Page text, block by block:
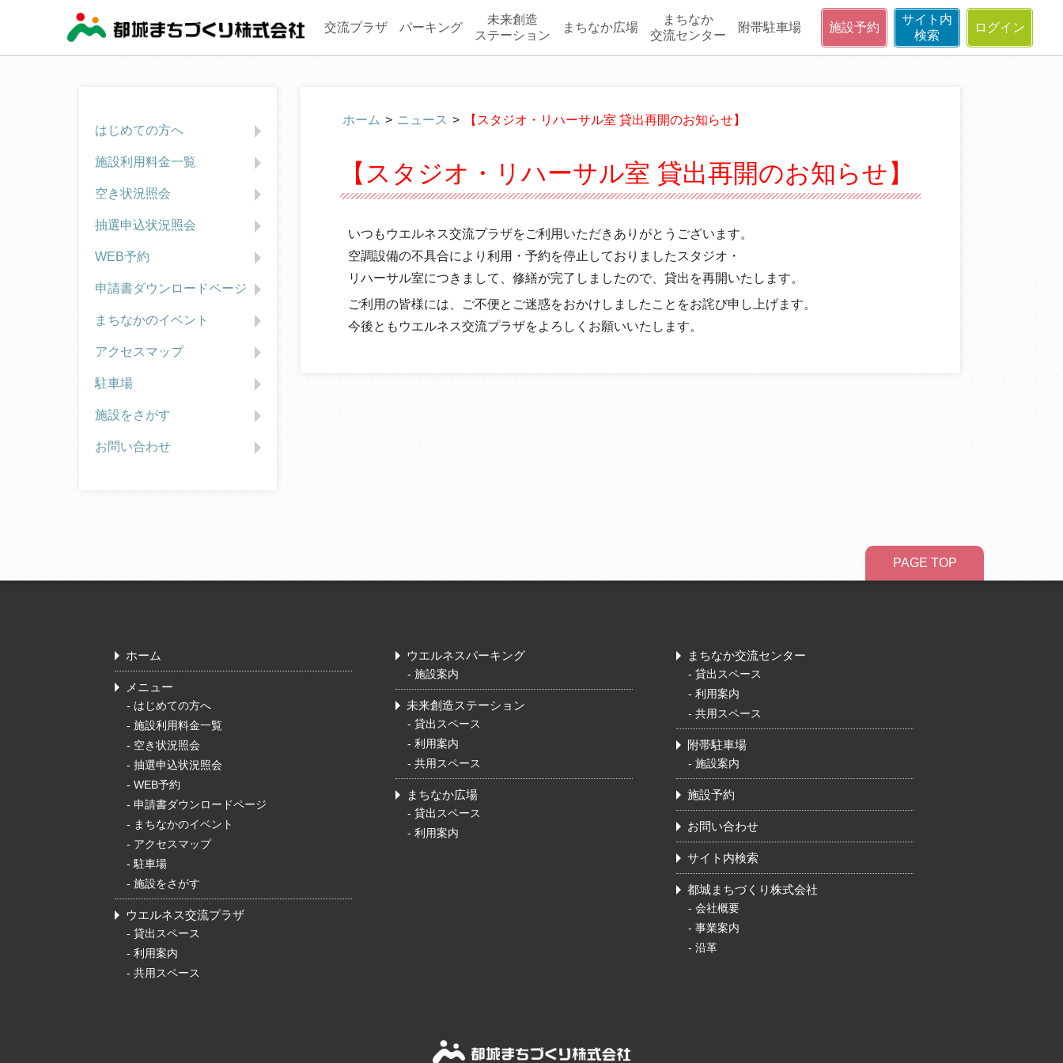
交流プラザ パーキング
未来創造
ステーション
まちなか広場
まちなか
交流センター
附帯駐車場 施設予約
サイト内
検索
ログイン
はじめての方へ
施設利用料金一覧
空き状況照会
抽選申込状況照会
WEB予約
申請書ダウンロードページ
まちなかのイベント
アクセスマップ
駐車場
施設をさがす
お問い合わせ
ホーム > ニュース > 【スタジオ・リハーサル室 貸出再開のお知らせ】
【スタジオ・リハーサル室 貸出再開のお知らせ】
いつもウエルネス交流プラザをご利用いただきありがとうございます。
空調設備の不具合により利用・予約を停止しておりましたスタジオ・
リハーサル室につきまして、修繕が完了しましたので、貸出を再開いたします。
ご利用の皆様には、ご不便とご迷惑をおかけしましたことをお詫び申し上げます。
今後ともウエルネス交流プラザをよろしくお願いいたします。
PAGE TOP
ホーム
メニュー
- はじめての方へ
- 施設利用料金一覧
- 空き状況照会
- 抽選申込状況照会
- WEB予約
- 申請書ダウンロードページ
- まちなかのイベント
- アクセスマップ
- 駐車場
- 施設をさがす
ウエルネス交流プラザ
- 貸出スペース
- 利用案内
- 共用スペース
ウエルネスパーキング
- 施設案内
未来創造ステーション
- 貸出スペース
- 利用案内
- 共用スペース
まちなか広場
- 貸出スペース
- 利用案内
まちなか交流センター
- 貸出スペース
- 利用案内
- 共用スペース
附帯駐車場
- 施設案内
施設予約
お問い合わせ
サイト内検索
都城まちづくり株式会社
- 会社概要
- 事業案内
- 沿革